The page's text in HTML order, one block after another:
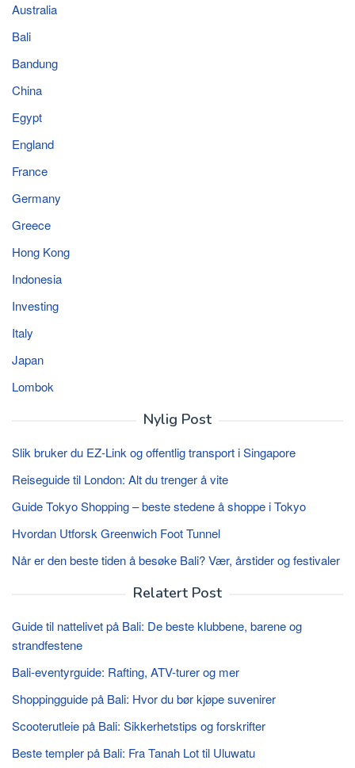
Australia
Bali
Bandung
China
Egypt
England
France
Germany
Greece
Hong Kong
Indonesia
Investing
Italy
Japan
Lombok
Nylig Post
Slik bruker du EZ-Link og offentlig transport i Singapore
Reiseguide til London: Alt du trenger å vite
Guide Tokyo Shopping – beste stedene å shoppe i Tokyo
Hvordan Utforsk Greenwich Foot Tunnel
Når er den beste tiden å besøke Bali? Vær, årstider og festivaler
Relatert Post
Guide til nattelivet på Bali: De beste klubbene, barene og
strandfestene
Bali-eventyrguide: Rafting, ATV-turer og mer
Shoppingguide på Bali: Hvor du bør kjøpe suvenirer
Scooterutleie på Bali: Sikkerhetstips og forskrifter
Beste templer på Bali: Fra Tanah Lot til Uluwatu